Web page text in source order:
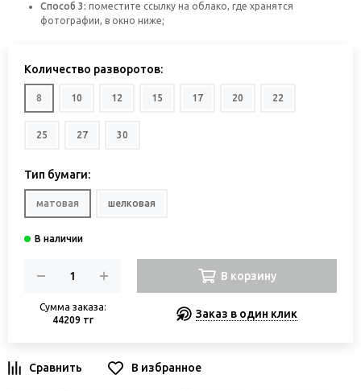
Способ 3: поместите ссылку на облако, где хранятся
фотографии, в окно ниже;
Количество разворотов:
8 10 12 15 17 20 22
25 27 30
Тип бумаги:
матовая шелковая
Сумма заказа:
44209 тг
В корзину
Заказ в один клик
В избранное